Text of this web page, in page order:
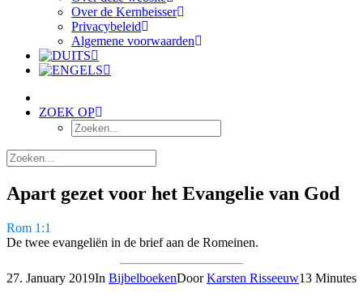
Over de Kernbeisser
Privacybeleid
Algemene voorwaarden
ZOEK OP
Apart gezet voor het Evangelie van God
Rom 1:1
De twee evangeliën in de brief aan de Romeinen.
27. January 2019In BijbelboekenDoorKarsten Risseeuw13 Minutes